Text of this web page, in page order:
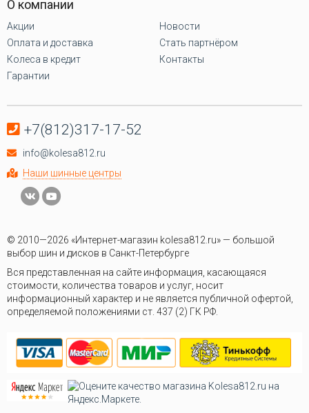
О компании
Акции
Оплата и доставка
Колеса в кредит
Гарантии
Новости
Стать партнёром
Контакты
+7(812)317-17-52
info@kolesa812.ru
Наши шинные центры
© 2010—2026 «Интернет-магазин kolesa812.ru» — большой
выбор шин и дисков в Санкт-Петербурге
Вся представленная на сайте информация, касающаяся
стоимости, количества товаров и услуг, носит
информационный характер и не является публичной офертой,
определяемой положениями ст. 437 (2) ГК РФ.